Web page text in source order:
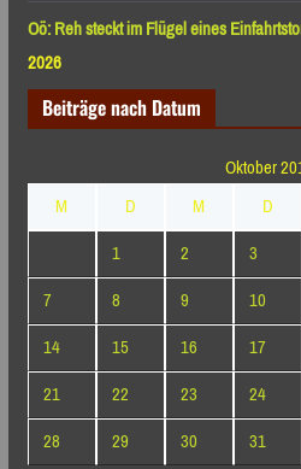
Oö: Reh steckt im Flügel eines
2026
Beiträge nach Datum
Oktober
M
D M D
1
2 3
7
8 9 10
14
15 16 17
21
22 23 24
28
29 30 31